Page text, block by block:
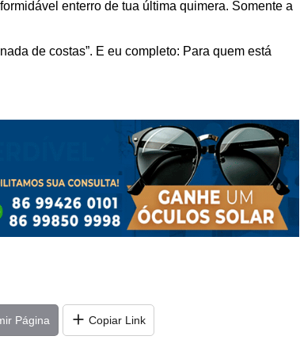
enterro de tua última quimera. Somente a
de costas”. E eu completo: Para quem está
Página Copiar Link